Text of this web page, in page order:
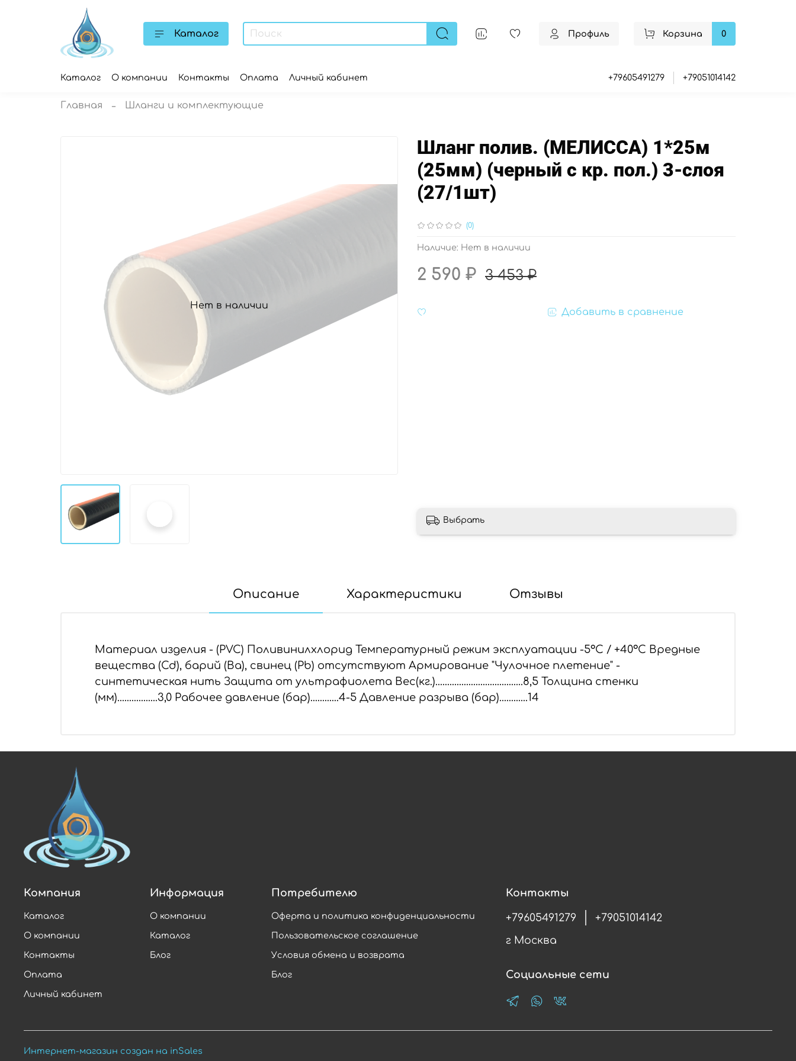
Каталог Профиль Корзина 0
Каталог О компании Контакты Оплата Личный кабинет +79605491279 +79051014142
Главная Шланги и комплектующие
Нет в наличии
(0)
Наличие: Нет в наличии
Шланг полив. (МЕЛИССА) 1*25м
(25мм) (черный с кр. пол.) 3-слоя
(27/1шт)
2 590 ₽ 3 453 ₽
Добавить в сравнение
Выбрать
Описание Характеристики Отзывы
Материал изделия - (PVC) Поливинилхлорид Температурный режим эксплуатации -5°С / +40°С Вредные
вещества (Cd), барий (Ba), свинец (Pb) отсутствуют Армирование "Чулочное плетение" -
синтетическая нить Защита от ультрафиолета Вес(кг.).....................................8,5 Толщина стенки
(мм).................3,0 Рабочее давление (бар)............4-5 Давление разрыва (бар)............14
Компания
Каталог
О компании
Контакты
Оплата
Личный кабинет
Информация
О компании
Каталог
Блог
Потребителю
Оферта и политика конфиденциальности
Пользовательское соглашение
Условия обмена и возврата
Блог
Контакты
+79605491279
+79051014142
г Москва
Социальные сети
Интернет-магазин создан на inSales